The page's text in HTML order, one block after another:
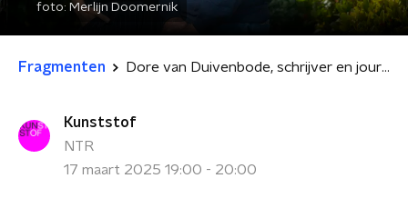
foto: Merlijn Doomernik
Fragmenten Dore van Duivenbode, schrijver en journaliste
Kunststof
NTR
17 maart 2025 19:00 - 20:00